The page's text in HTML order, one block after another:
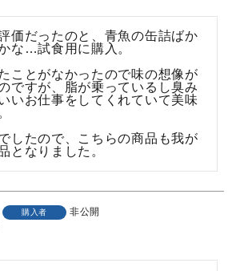
価だったのと、青魚の缶詰ばか
な…試食用に購入。
ことがなかったので味の想像が
ですが、脂が乗っているし臭み
いお仕事をしてくれていて美味
したので、こちらの商品も我が
となりました。
購入者
非公開